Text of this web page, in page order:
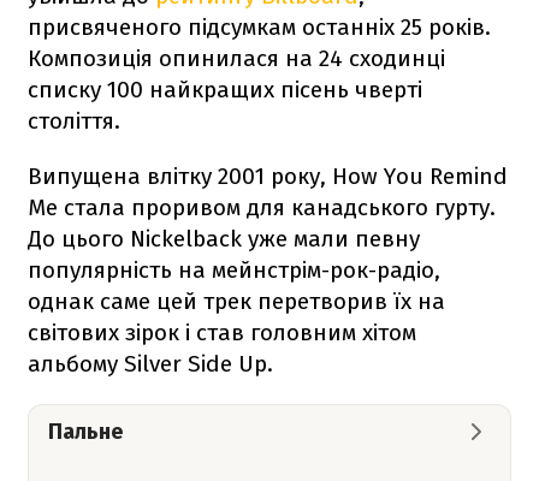
присвяченого підсумкам останніх 25 років.
Композиція опинилася на 24 сходинці
списку 100 найкращих пісень чверті
століття.
Випущена влітку 2001 року, How You Remind
Me стала проривом для канадського гурту.
До цього Nickelback уже мали певну
популярність на мейнстрім-рок-радіо,
однак саме цей трек перетворив їх на
світових зірок і став головним хітом
альбому Silver Side Up.
Пальне